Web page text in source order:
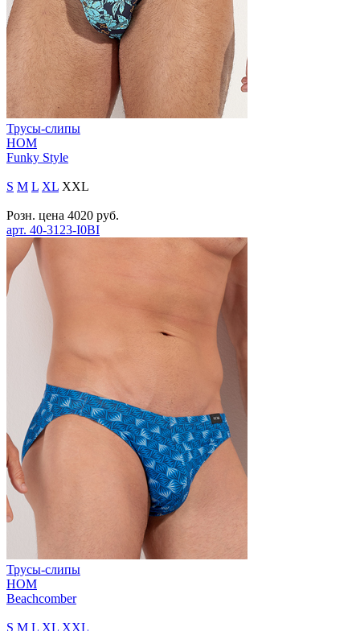
Трусы-слипы
HOM
Funky Style
S M L XL XXL
Розн. цена 4020 руб.
арт. 40-3123-I0BI
Трусы-слипы
HOM
Beachcomber
S M L XL XXL